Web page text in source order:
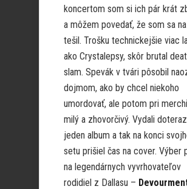
koncertom som si ich pár krát
a môžem povedať, že som sa
tešil. Trošku technickejšie viac
ako Crystalepsy, skôr brutal
slam. Spevák v tvári pôsobil
dojmom, ako by chcel niekoho
umordovať, ale potom pri
milý a zhovorčivý. Vydali
jeden album a tak na konci
setu prišiel čas na cover. Výber
na legendárnych vyvrhovateľov
rodidiel z Dallasu –